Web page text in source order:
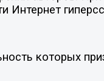
Интернет
которых